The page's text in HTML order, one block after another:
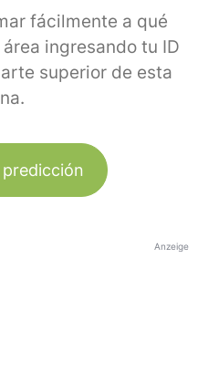
fácilmente a qué
ingresando tu ID
superior de esta
Anzeige